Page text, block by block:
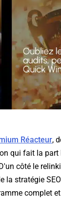
Réacteur,
qui fait la part
côté le
la stratégie
complet